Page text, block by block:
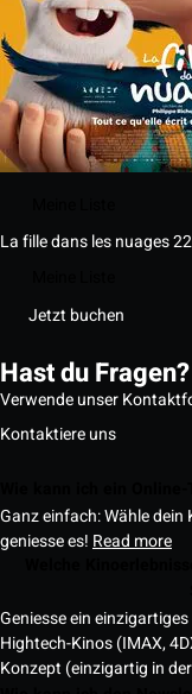
La fille dans les nuages
Jetzt buchen
Hast du Fragen?
Verwende unser
Kontaktiere uns
Ganz einfach: Wähle
geniesse es! Read more
Geniesse ein
Hightech-Kinos (IMAX,
Konzept (einzigartig in